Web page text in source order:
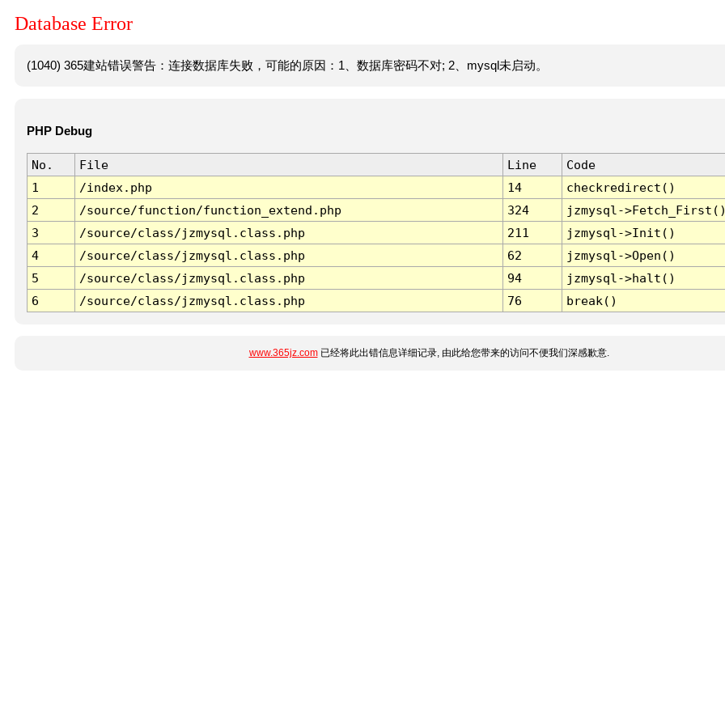
Database Error
(1040) 365建站错误警告：连接数据库失败，可能的原因：1、数据库密码不对; 2、mysql未启动。
PHP Debug
No. File Line
Code
1
/index.php 14
checkredirect()
2
/source/function/function_extend.php 324
jzmysql-
3
/source/class/jzmysql.class.php 211
jzmysql->Init()
4
/source/class/jzmysql.class.php 62
jzmysql->Open()
5
/source/class/jzmysql.class.php 94
jzmysql->halt()
6
/source/class/jzmysql.class.php 76 break()
www.365jz.com已经将此出错信息详细记录, 由此给您带来的访问不便我们深感歉意.